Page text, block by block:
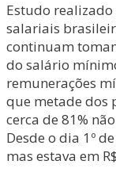
Estudo
salariais
continuam
do salário
remunerações
que metade dos
cerca de 81%
Desde o dia 1º
mas estava em